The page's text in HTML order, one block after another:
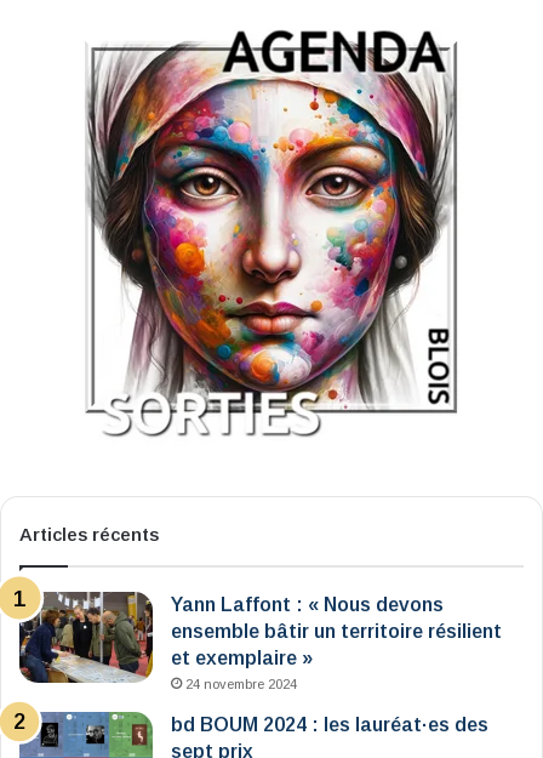
Articles récents
Yann Laffont : « Nous devons
ensemble bâtir un territoire résilient
et exemplaire »
24 novembre 2024
bd BOUM 2024 : les lauréat·es des
sept prix